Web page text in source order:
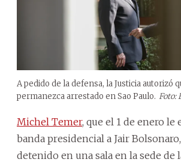
A pedido de la defensa, la Justicia autorizó
permanezca arrestado en Sao Paulo. Foto:
Michel Temer, que el 1 de enero le
banda presidencial a Jair
detenido en una sala en la sede de